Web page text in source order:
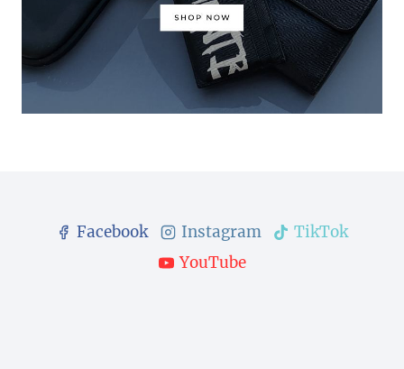
Facebook Instagram
TikTok
YouTube